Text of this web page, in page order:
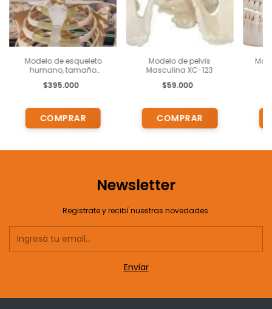
Modelo de esqueleto
humano, tamaño
salidas de raíces
vertebrales XC-101
$395.000
Modelo de pelvis
Masculina XC-123
$59.000
Newsletter
Registrate y recibí nuestras novedades.